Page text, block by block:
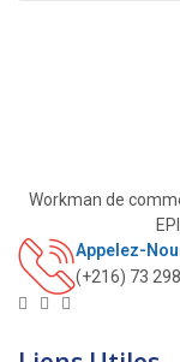
Workman de
Appelez-
(+216) 73